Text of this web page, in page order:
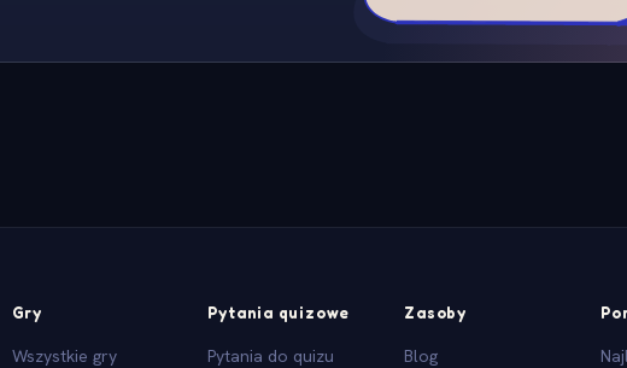
Gry
Wszystkie gry
Pytania quizowe
Pytania do quizu
Zasoby
Blog